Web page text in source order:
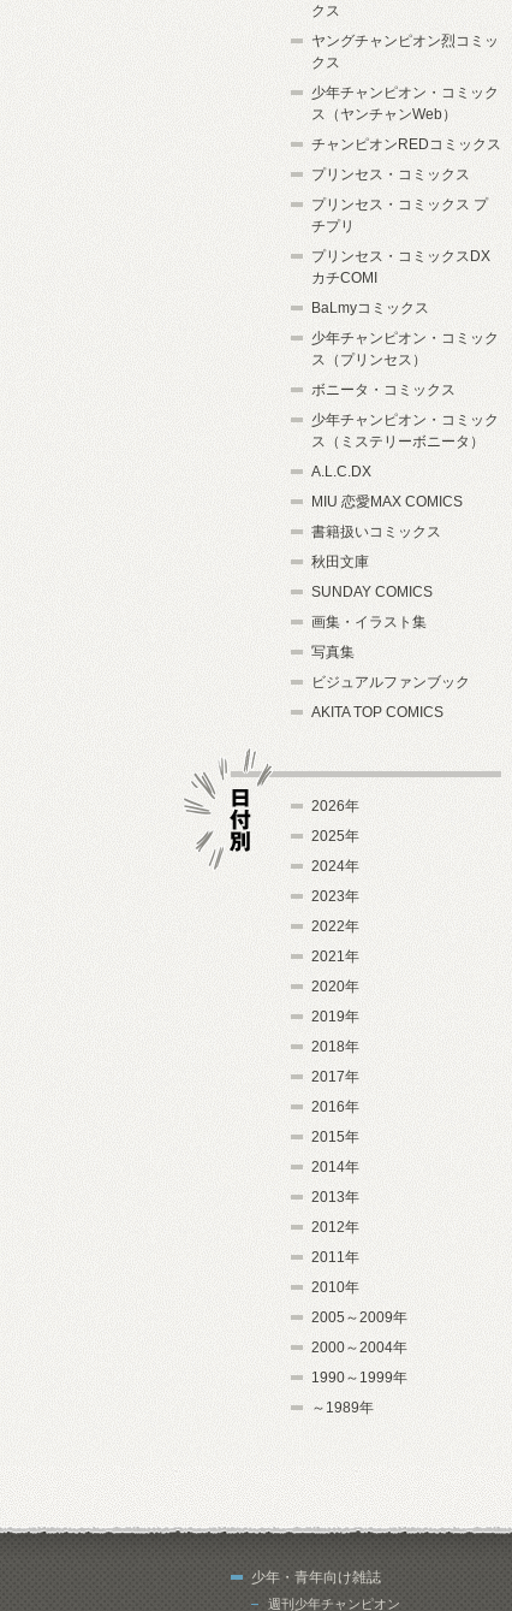
クス
ヤングチャンピオン烈コミッ
クス
少年チャンピオン・コミック
ス（ヤンチャンWeb）
チャンピオンREDコミックス
プリンセス・コミックス
プリンセス・コミックス プ
チプリ
プリンセス・コミックスDX
カチCOMI
BaLmyコミックス
少年チャンピオン・コミック
ス（プリンセス）
ボニータ・コミックス
少年チャンピオン・コミック
ス（ミステリーボニータ）
A.L.C.DX
MIU 恋愛MAX COMICS
書籍扱いコミックス
秋田文庫
SUNDAY COMICS
画集・イラスト集
写真集
ビジュアルファンブック
AKITA TOP COMICS
2026年
2025年
2024年
2023年
2022年
2021年
2020年
2019年
2018年
2017年
2016年
2015年
2014年
2013年
2012年
2011年
2010年
2005～2009年
2000～2004年
1990～1999年
～1989年
少年・青年向け雑誌
週刊少年チャンピオン